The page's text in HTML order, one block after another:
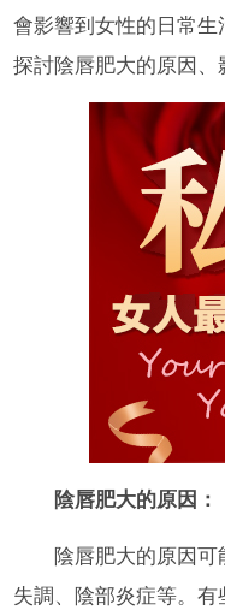
會影響到女性的日常
探討陰唇肥大的原因、
陰唇肥大的原因：
陰唇肥大的原因
失調、陰部炎症等。